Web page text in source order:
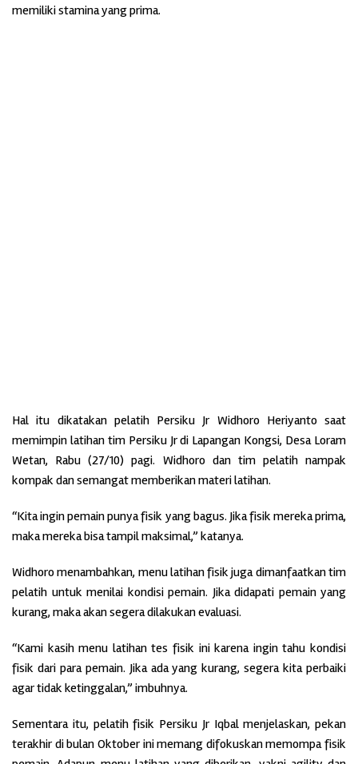
memiliki stamina yang prima.
Hal itu dikatakan pelatih Persiku Jr Widhoro Heriyanto saat
memimpin latihan tim Persiku Jr di Lapangan Kongsi, Desa Loram
Wetan, Rabu (27/10) pagi. Widhoro dan tim pelatih nampak
kompak dan semangat memberikan materi latihan.
“Kita ingin pemain punya fisik yang bagus. Jika fisik mereka prima,
maka mereka bisa tampil maksimal,” katanya.
Widhoro menambahkan, menu latihan fisik juga dimanfaatkan tim
pelatih untuk menilai kondisi pemain. Jika didapati pemain yang
kurang, maka akan segera dilakukan evaluasi.
“Kami kasih menu latihan tes fisik ini karena ingin tahu kondisi
fisik dari para pemain. Jika ada yang kurang, segera kita perbaiki
agar tidak ketinggalan,” imbuhnya.
Sementara itu, pelatih fisik Persiku Jr Iqbal menjelaskan, pekan
terakhir di bulan Oktober ini memang difokuskan memompa fisik